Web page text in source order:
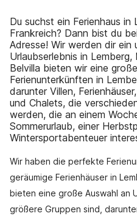
Du suchst ein Ferienhaus in
Frankreich? Dann bist du
Adresse! Wir werden dir ein
Urlaubserlebnis in
Belvilla bieten wir eine
Ferienunterkünften in
darunter Villen,
und Chalets, die
werden, die an einem
Sommerurlaub, einer
Wintersportabenteuer
Wir haben die perfekte
geräumige Ferienhäuser in
bieten eine große Auswahl an
größere Gruppen sind,